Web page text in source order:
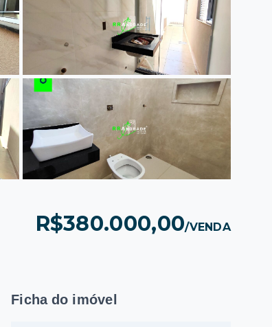
R$380.000,00/VENDA
Ficha do imóvel